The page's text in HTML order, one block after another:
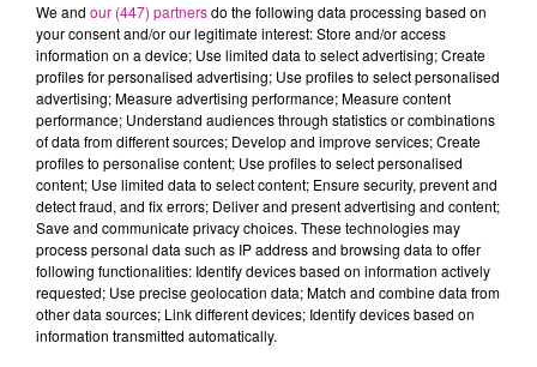
Mulhouse Cernay issenheim riquewihr Neuf-Brisach. Samedi
départ prévu du champs de mars de colmar.
Mulhouse plage s’installe square du général De Gaulle :
C’est la grande nouveauté cette année. Mulhouse accueille
pour la première fois l'évènement "Mulhouse Plage". Durant
tout l'été, tous les jours de la semaine, il y aura de très
nombreuses animations. Le lundi ce sera soirée musique
avec des artistes à découvrir. Le mardi soirée échange avec
les commerçants de Mulhouse. Mercredi ce sera ciné sous
les étoiles. Afterwork le jeudi. Vendredi et samedi seront axés
We and our (447) partnersdo the following data processing based on
your consent and/or our legitimate interest: Store and/or access
information on a device; Use limited data to select advertising; Create
profiles for personalised advertising; Use profiles to select personalised
advertising; Measure advertising performance; Measure content
performance; Understand audiences through statistics or combinations
of data from different sources; Develop and improve services; Create
profiles to personalise content; Use profiles to select personalised
content; Use limited data to select content; Ensure security, prevent and
detect fraud, and fix errors; Deliver and present advertising and content;
Save and communicate privacy choices. These technologies may
process personal data such as IP address and browsing data to offer
following functionalities: Identify devices based on information actively
requested; Use precise geolocation data; Match and combine data from
other data sources; Link different devices; Identify devices based on
information transmitted automatically.